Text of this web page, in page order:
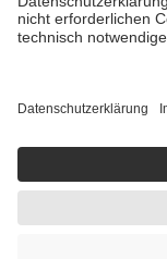
• Harn- und
getroffen, um
https://
Einige Bilder und